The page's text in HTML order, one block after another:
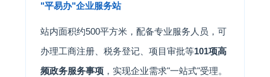
"平易办"企业服务站
站内面积约500平方米，配备专业服务人员，可
办理工商注册、税务登记、项目审批等101项高
频政务服务事项 ，实现企业需求"一站式"受理。